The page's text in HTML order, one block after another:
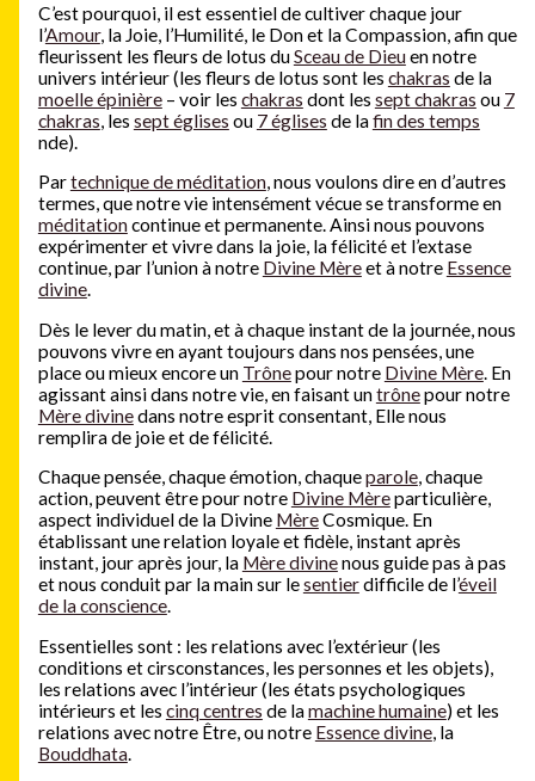
C’est pourquoi, il est essentiel de cultiver chaque jour
l’Amour, la Joie, l’Humilité, le Don et la Compassion, afin que
fleurissent les fleurs de lotus duSceau de Dieuen notre
univers intérieur (les fleurs de lotus sont les chakras de la
moelle épinière– voir les chakras dont les sept chakras ou 7
chakras, les sept églises ou 7 églises de lafin des temps
nde).
Partechnique de méditation, nous voulons dire en d’autres
termes, que notre vie intensément vécue se transforme en
méditationcontinue et permanente. Ainsi nous pouvons
expérimenter et vivre dans la joie, la félicité et l’extase
continue, par l’union à notre Divine Mèreet à notre Essence
divine.
Dès le lever du matin, et à chaque instant de la journée, nous
pouvons vivre en ayant toujours dans nos pensées, une
place ou mieux encore un Trônepour notre Divine Mère. En
agissant ainsi dans notre vie, en faisant untrônepour notre
Mère divinedans notre esprit consentant, Elle nous
remplira de joie et de félicité.
Chaque pensée, chaque émotion, chaqueparole, chaque
action, peuvent être pour notre Divine Mèreparticulière,
aspect individuel de la Divine MèreCosmique. En
établissant une relation loyale et fidèle, instant après
instant, jour après jour, la Mère divinenous guide pas à pas
et nous conduit par la main sur lesentierdifficile de l’éveil
de la conscience.
Essentielles sont : les relations avec l’extérieur (les
conditions et cirsconstances, les personnes et les objets),
les relations avec l’intérieur (les états psychologiques
intérieurs et les cinq centres de lamachine humaine) et les
relations avec notre Être, ou notre Essence divine, la
Bouddhata.